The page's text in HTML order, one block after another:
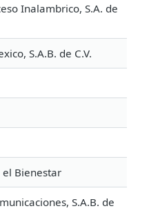
Inalambrico, S.A. de
S.A.B. de C.V.
Bienestar
S.A.B. de